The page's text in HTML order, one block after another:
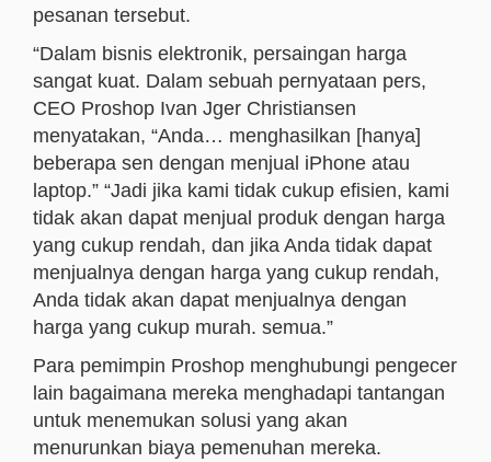
pesanan tersebut.
“Dalam bisnis elektronik, persaingan harga
sangat kuat. Dalam sebuah pernyataan pers,
CEO Proshop Ivan Jger Christiansen
menyatakan, “Anda… menghasilkan [hanya]
beberapa sen dengan menjual iPhone atau
laptop.” “Jadi jika kami tidak cukup efisien, kami
tidak akan dapat menjual produk dengan harga
yang cukup rendah, dan jika Anda tidak dapat
menjualnya dengan harga yang cukup rendah,
Anda tidak akan dapat menjualnya dengan
harga yang cukup murah. semua.”
Para pemimpin Proshop menghubungi pengecer
lain bagaimana mereka menghadapi tantangan
untuk menemukan solusi yang akan
menurunkan biaya pemenuhan mereka.